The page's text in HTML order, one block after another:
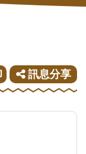
訊息分享